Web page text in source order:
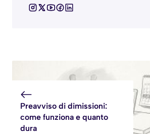
Preavviso di dimissioni:
come funziona e quanto
dura